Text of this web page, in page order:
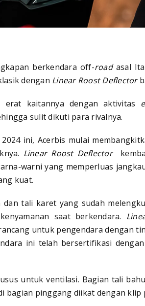
berkendara off-roadasal
dengan Linear Roost Deflector
erat kaitannya dengan aktivitas
sulit dikuti para rivalnya.
ini, Acerbis mulai
Linear Roost Deflector
warni yang memperluas
kuat.
tali karet yang sudah
saat berkendara.
untuk pengendara dengan
ini telah bersertifikasi
untuk ventilasi. Bagian tali
bagian pinggang diikat dengan klip